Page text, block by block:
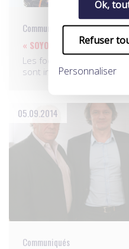
Ok,
Refuser
Personnaliser
Communiqués
« SOYONS FIERS DE NOS
Les footballeurs
sont invités à…
05.09.2014
Communiqués